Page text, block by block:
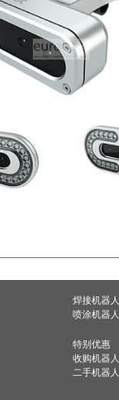
焊接机器人
喷涂机器人
特别优惠
收购机器人
二手机器人